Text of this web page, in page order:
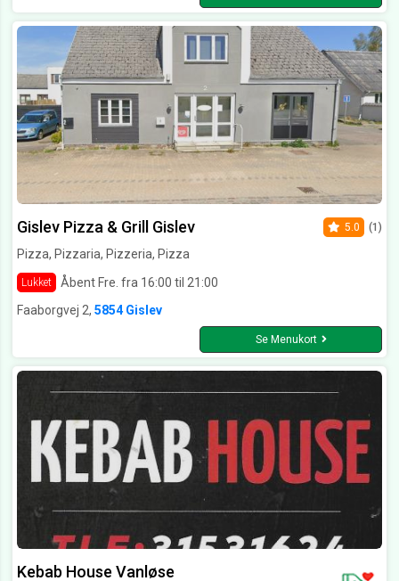
Gislev Pizza & Grill Gislev
Pizza, Pizzaria, Pizzeria, Pizza
Lukket Åbent Fre. fra 16:00 til 21:00
5.0 (1)
Faaborgvej 2, 5854 Gislev
Se Menukort
Kebab House Vanløse